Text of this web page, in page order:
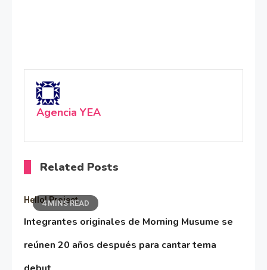
Agencia YEA
Related Posts
4 MINS READ
Hello! Project
Integrantes originales de Morning Musume se
reúnen 20 años después para cantar tema